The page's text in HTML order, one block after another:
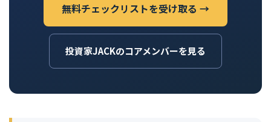
無料チェックリストを受け取る →
投資家JACKのコアメンバーを見る